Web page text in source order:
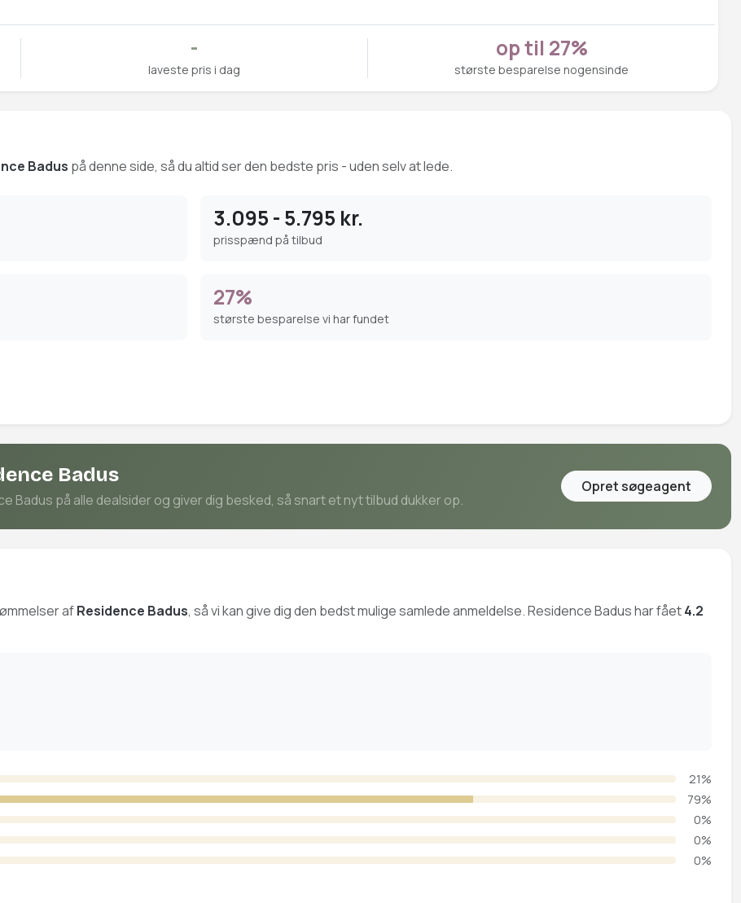
-
laveste pris i dag
op til 27%
største besparelse nogensinde
Badus på denne side, så du altid ser den bedste pris - uden selv at lede.
3.095 - 5.795 kr.
prisspænd på tilbud
27%
største besparelse vi har fundet
Badus
Badus på alle dealsider og giver dig besked, så snart et nyt tilbud dukker op.
Opret søgeagent
afResidence Badus, så vi kan give dig den bedst mulige samlede anmeldelse. Residence Badus har fået4.2
21%
79%
0%
0%
0%